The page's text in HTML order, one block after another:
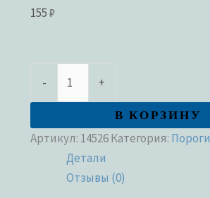
155₽
- +
В КОРЗИНУ
Артикул: 14526Категория: Пороги
Детали
Отзывы (0)